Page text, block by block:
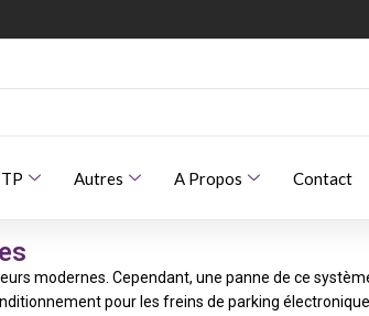
Autres A Propos Contact
modernes. Cependant, une panne de ce
pour les freins de parking